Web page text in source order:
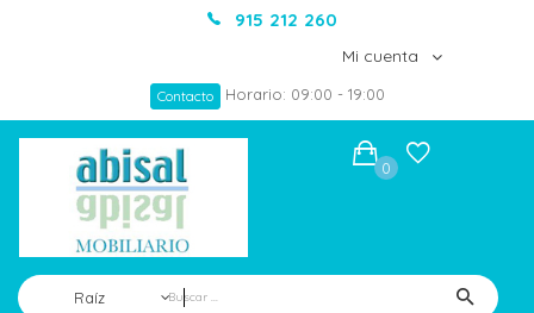
915 212 260
Mi cuenta
Contacto Horario: 09:00 - 19:00
Raíz
0